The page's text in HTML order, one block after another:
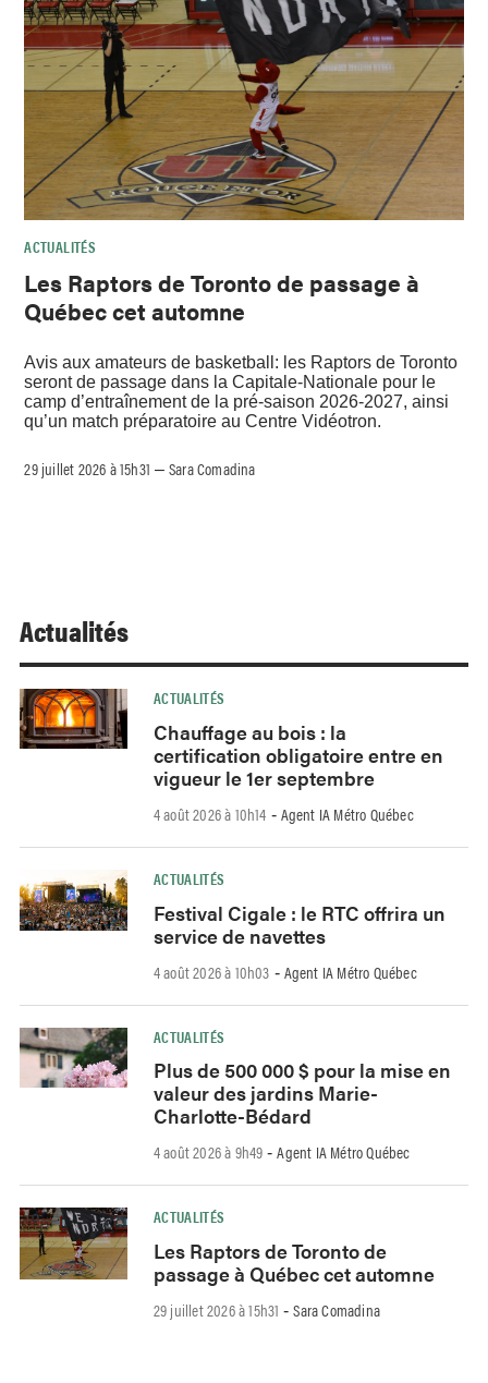
ACTUALITÉS
Les Raptors de Toronto de passage à
Québec cet automne
Avis aux amateurs de basketball: les Raptors de Toronto
seront de passage dans la Capitale-Nationale pour le
camp d’entraînement de la pré-saison 2026-2027, ainsi
qu’un match préparatoire au Centre Vidéotron.
29 juillet 2026 à 15h31 –Sara Comadina
Actualités
ACTUALITÉS
Chauffage au bois : la
certification obligatoire entre en
vigueur le 1er septembre
4 août 2026 à 10h14 - Agent IA Métro Québec
ACTUALITÉS
Festival Cigale : le RTC offrira un
service de navettes
4 août 2026 à 10h03 - Agent IA Métro Québec
ACTUALITÉS
Plus de 500 000 $ pour la mise en
valeur des jardins Marie-
Charlotte-Bédard
4 août 2026 à 9h49 -Agent IA Métro Québec
ACTUALITÉS
Les Raptors de Toronto de
passage à Québec cet automne
29 juillet 2026 à 15h31 -Sara Comadina